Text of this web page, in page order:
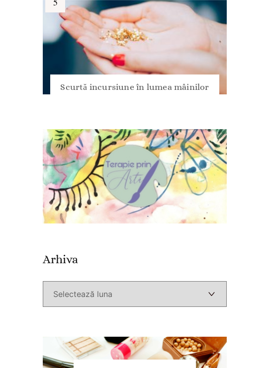
Scurtă incursiune în lumea mâinilor
Arhiva